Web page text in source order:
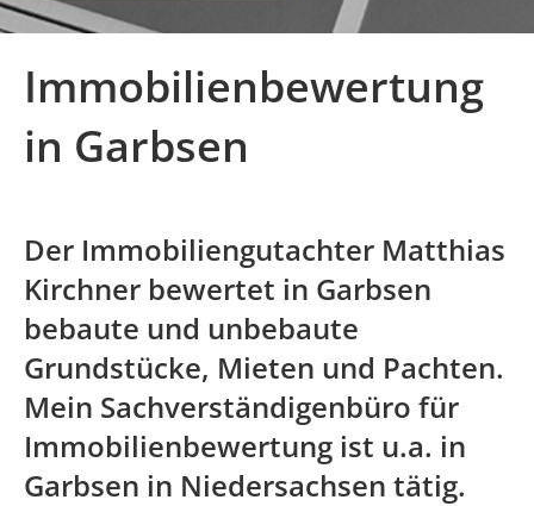
Immobilienbewertung
in Garbsen
Der Immobiliengutachter Matthias
Kirchner bewertet in Garbsen
bebaute und unbebaute
Grundstücke, Mieten und Pachten.
Mein Sachverständigenbüro für
Immobilienbewertung ist u.a. in
Garbsen in Niedersachsen tätig.